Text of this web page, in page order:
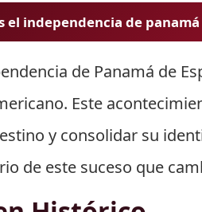
el independencia de
de Panamá de
Este
y consolidar su
de este suceso que